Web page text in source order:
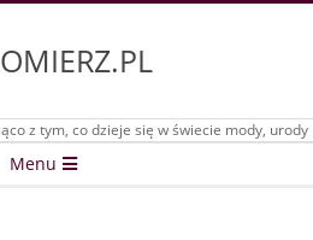
z tym, co dzieje się w świecie mody, urody
Menu